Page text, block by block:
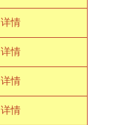
详情
详情
详情
详情